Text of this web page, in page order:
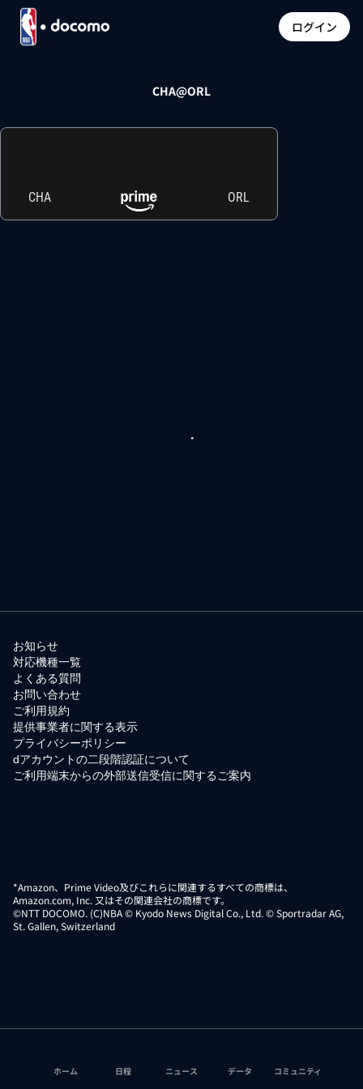
ログイン
CHA@ORL
CHA ORL
お知らせ
対応機種一覧
よくある質問
お問い合わせ
ご利用規約
提供事業者に関する表示
プライバシーポリシー
dアカウントの二段階認証について
ご利用端末からの外部送信受信に関するご案内
*Amazon、Prime Video及びこれらに関連するすべての商標は、
Amazon.com, Inc. 又はその関連会社の商標です。
©NTT DOCOMO. (C)NBA © Kyodo News Digital Co., Ltd. © Sportradar AG,
St. Gallen, Switzerland
ホーム 日程 ニュース データ コミュニティ